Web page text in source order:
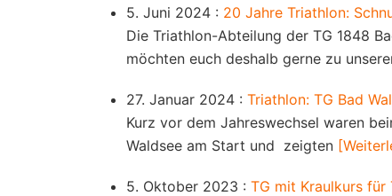
5. Juni 2024 : 20 Jahre Triathlon:
Die Triathlon-Abteilung der TG 1848
möchten euch deshalb gerne zu
27. Januar 2024 : Triathlon: TG Bad
Kurz vor dem Jahreswechsel waren
Waldsee am Start und zeigten
5. Oktober 2023 : TG mit Kraulkurs